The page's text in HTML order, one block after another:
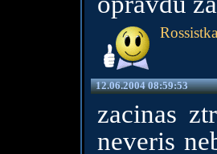
Rossistka
12.06.2004 08:59:53
zacinas
neveris